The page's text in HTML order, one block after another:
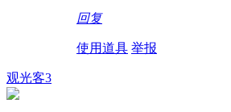
回复
使用道具 举报
观光客3